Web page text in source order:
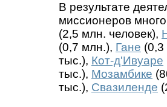
В результате
миссионеров
(2,5 млн. человек),
(0,7 млн.), Гане
тыс.), Кот-д'Ивуаре
тыс.), Мозамбике
тыс.), Свазиленде